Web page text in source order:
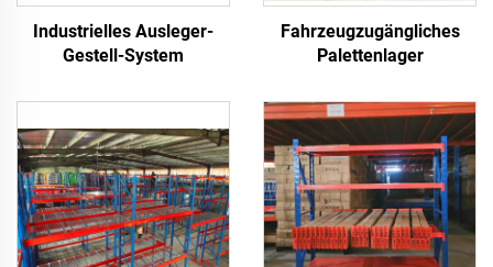
Industrielles Ausleger-
Gestell-System
Fahrzeugzugängliches
Palettenlager